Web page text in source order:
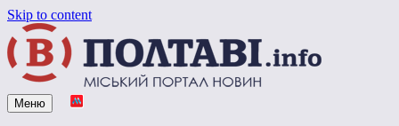
Skip to content
Vpoltave.info
Полтавский портал новостей
Меню